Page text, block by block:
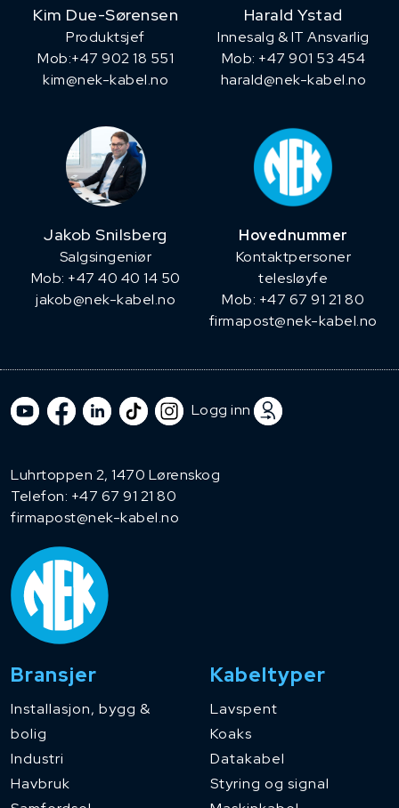
Kim Due-Sørensen
Produktsjef
​Mob:+47 902 18 551
kim@nek-kabel.no
Harald Ystad
Innesalg & IT Ansvarlig
Mob: +47 901 53 454
harald@nek-kabel.no
Jakob Snilsberg
​Salgsingeniør
Mob: +47 40 40 14 50
jakob@nek-kabel.no
Hovednummer
Kontaktpersoner
telesløyfe
Mob: +47 67 91 21 80
firmapost@nek-kabel.no
Logg inn
Luhrtoppen 2, 1470 Lørenskog
Telefon: +47 67 91 21 80
firmapost@nek-kabel.no
Bransjer
Installasjon, bygg &
bolig
Industri
Havbruk
Kabeltyper
Lavspent
Koaks
Datakabel
Styring og signal